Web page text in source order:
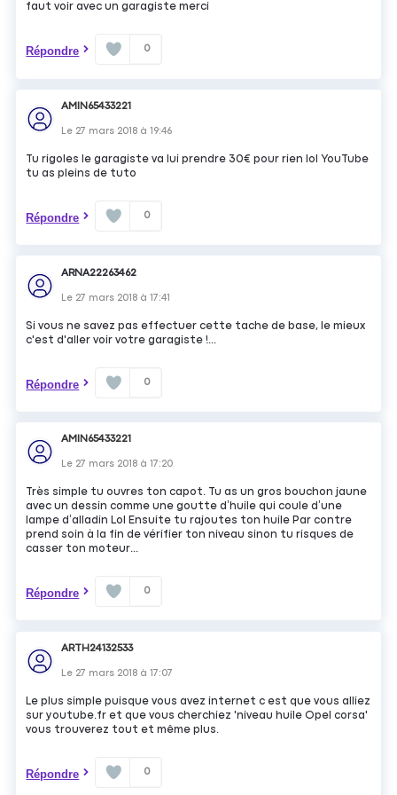
faut voir avec un garagiste merci
Répondre 0
AMIN65433221
Le 27 mars 2018 à19:46
Tu rigoles le garagiste va lui prendre 30€ pour rien lol YouTube
tu as pleins de tuto
Répondre 0
ARNA22263462
Le 27 mars 2018 à17:41
Si vous ne savez pas effectuer cette tache de base, le mieux
c'est d'aller voir votre garagiste !...
Répondre 0
AMIN65433221
Le 27 mars 2018 à17:20
Très simple tu ouvres ton capot. Tu as un gros bouchon jaune
avec un dessin comme une goutte d’huile qui coule d’une
lampe d’alladin Lol Ensuite tu rajoutes ton huile Par contre
prend soin à la fin de vérifier ton niveau sinon tu risques de
casser ton moteur...
Répondre 0
ARTH24132533
Le 27 mars 2018 à17:07
Le plus simple puisque vous avez internet c est que vous alliez
sur youtube.fr et que vous cherchiez 'niveau huile Opel corsa'
vous trouverez tout et même plus.
Répondre 0